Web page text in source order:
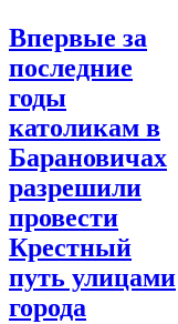
Впервые за
последние
годы
католикам в
Барановичах
разрешили
провести
Крестный
путь улицами
города